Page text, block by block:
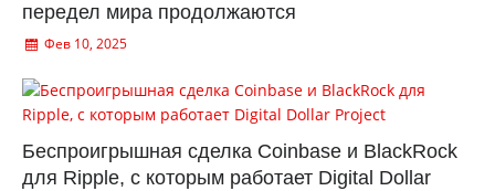
передел мира продолжаются
Фев 10, 2025
Беспроигрышная сделка Coinbase и BlackRock
для Ripple, с которым работает Digital Dollar